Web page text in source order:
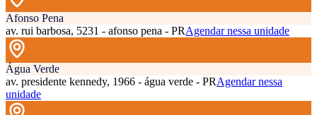
Afonso Pena
av. rui barbosa, 5231 - afonso pena - PRAgendar nessa unidade
Água Verde
av. presidente kennedy, 1966 - água verde - PRAgendar nessa
unidade